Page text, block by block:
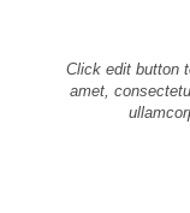
Click edit button
amet,